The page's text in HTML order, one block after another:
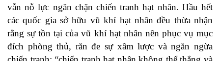
vẫn nỗ lực ngăn chặn chiến tranh hạt nhân. Hầu hết
các quốc gia sở hữu vũ khí hạt nhân đều thừa nhận
rằng sự tồn tại của vũ khí hạt nhân nên phục vụ mục
đích phòng thủ, răn đe sự xâm lược và ngăn ngừa